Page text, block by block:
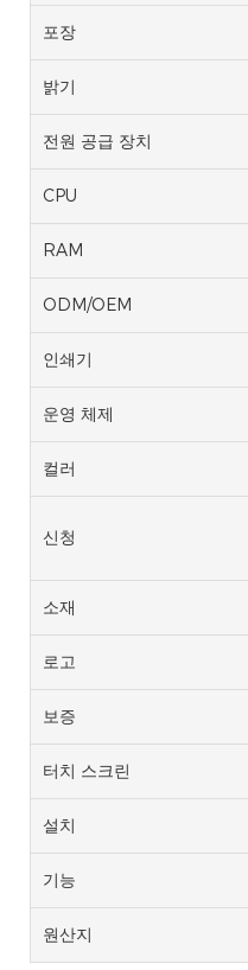
포장
밝기
전원 공급 장치
CPU
RAM
ODM/OEM
인쇄기
운영 체제
컬러
신청
소재
로고
보증
터치 스크린
설치
기능
원산지